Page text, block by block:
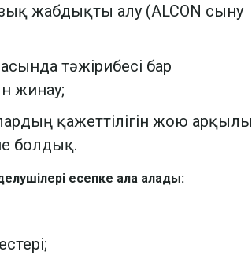
жабдықты алу (ALCON сыну
тәжірибесі бар
жинау;
қажеттілігін жою арқылы
болдық.
есепке ала алады: